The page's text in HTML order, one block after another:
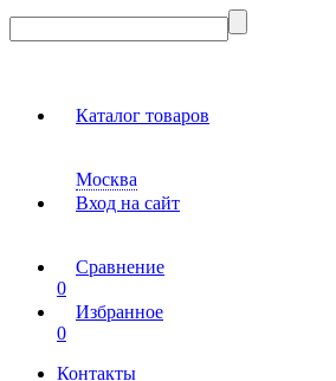
Каталог товаров
Москва
Вход на сайт
Сравнение
0
Избранное
0
Контакты